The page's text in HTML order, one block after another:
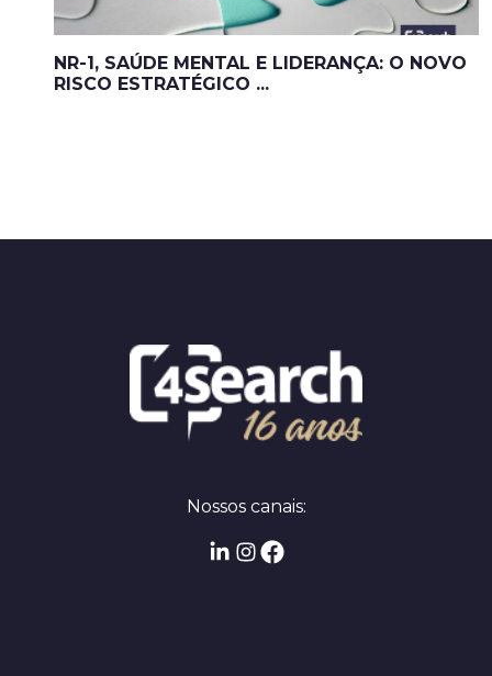
NR-1, SAÚDE MENTAL E LIDERANÇA: O NOVO
RISCO ESTRATÉGICO ...
Nossos canais: